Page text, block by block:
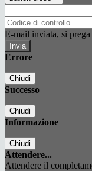
E-mail inviata, si
Errore
Chiudi
Successo
Chiudi
Informazione
Chiudi
Attendere...
Attendere il